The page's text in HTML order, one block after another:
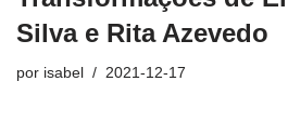
Silva e Rita Azevedo
por isabel 2021-12-17